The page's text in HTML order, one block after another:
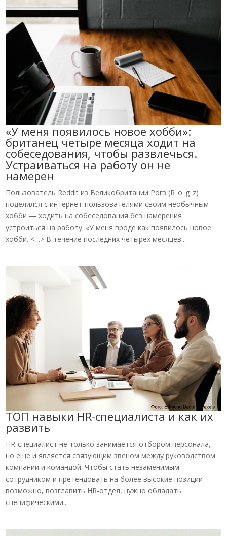
«У меня появилось новое хобби»:
британец четыре месяца ходит на
собеседования, чтобы развлечься.
Устраиваться на работу он не
намерен
Пользователь Reddit из Великобритании Рогз (R_o_g_z)
поделился с интернет-пользователями своим необычным
хобби — ходить на собеседования без намерения
устроиться на работу. «У меня вроде как появилось новое
хобби. <…> В течение последних четырех месяцев...
ТОП навыки HR-специалиста и как их
развить
HR-специалист не только занимается отбором персонала,
но еще и является связующим звеном между руководством
компании и командой. Чтобы стать незаменимым
сотрудником и претендовать на более высокие позиции —
возможно, возглавить HR-отдел, нужно обладать
специфическими...